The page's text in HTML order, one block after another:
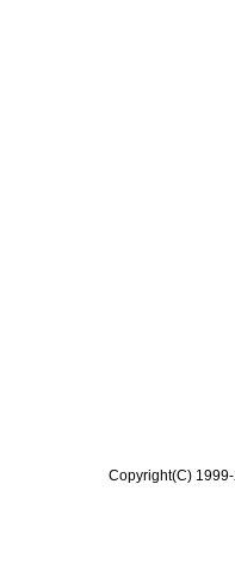
Copyright(C)